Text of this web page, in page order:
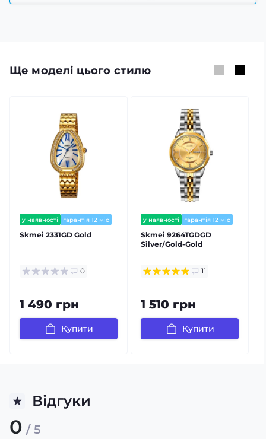
Ще моделі цього стилю
у наявності гарантія 12 міс
Skmei 2331GD Gold
0
1 490 грн
Купити
у наявності гарантія 12 міс
Skmei 9264TGDGD
Silver/Gold-Gold
11
1 510 грн
Купити
Відгуки
0 / 5